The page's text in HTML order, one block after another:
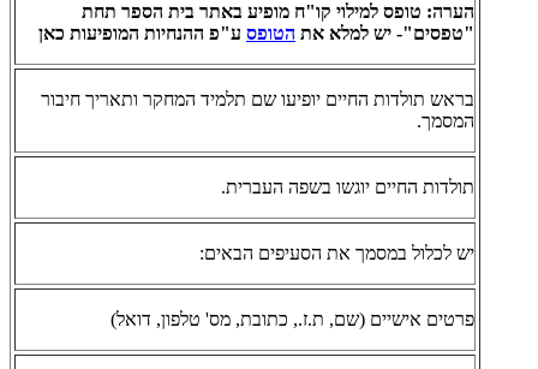
הערה: טופס למילוי קו"ח מופיע באתר בית הספר תחת
"טפסים"- יש למלא את הטופס ע"פ ההנחיות המופיעות כאן
בראש תולדות החיים יופיעו שם תלמיד המחקר ותאריך חיבור
המסמך.
תולדות החיים יוגשו בשפה העברית.
יש לכלול במסמך את הסעיפים הבאים:
פרטים אישיים (שם, ת.ז., כתובת, מס' טלפון, דואל)